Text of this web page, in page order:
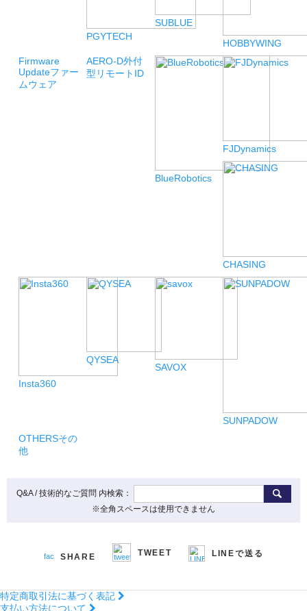
PGYTECH
SUBLUE
HOBBYWING
Firmware
Updateファー
ムウェア
AERO-D外付
型リモートID
BlueRobotics
FJDynamics
CHASING
Insta360
QYSEA
SAVOX
SUNPADOW
OTHERSその
他
Q&A / 技術的なご質問 内検索：
※全角スペースは使用できません
SHARE TWEET LINEで送る
特定商取引法に基づく表記
支払い方法について